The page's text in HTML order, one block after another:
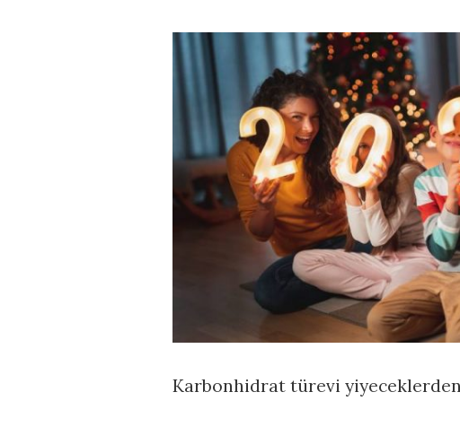
Karbonhidrat türevi